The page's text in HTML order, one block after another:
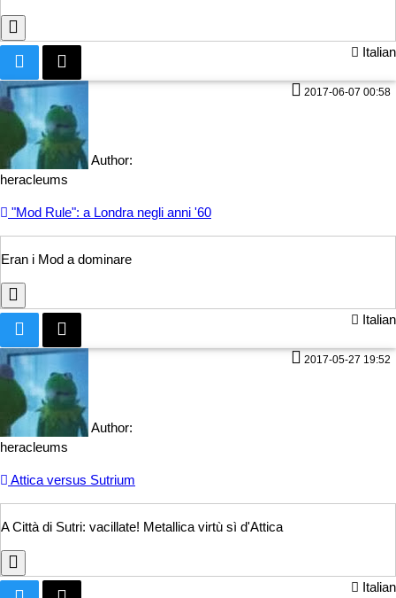
Italian
2017-06-07 00:58
Author:
heracleums
"Mod Rule": a Londra negli anni '60
Eran i Mod a dominare
Italian
2017-05-27 19:52
Author:
heracleums
Attica versus Sutrium
A Città di Sutri: vacillate! Metallica virtù sì d'Attica
Italian